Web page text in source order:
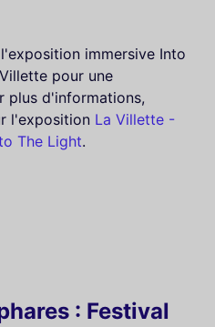
immersive Into
pour une
plus d'informations,
l'exposition La Villette -
The Light.
: Festival